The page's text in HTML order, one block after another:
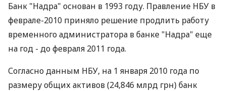
Банк "Надра" основан в 1993 году. Правление НБУ в
феврале-2010 приняло решение продлить работу
временного администратора в банке "Надра" еще
на год - до февраля 2011 года.
Согласно данным НБУ, на 1 января 2010 года по
размеру общих активов (24,846 млрд грн) банк